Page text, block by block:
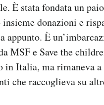
È stata fondata un
insieme donazioni e
appunto. È
MSF e Save the
in Italia, ma rimaneva
che raccoglieva su